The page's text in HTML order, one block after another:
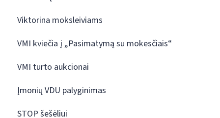
Viktorina moksleiviams
VMI kviečia į „Pasimatymą su mokesčiais“
VMI turto aukcionai
Įmonių VDU palyginimas
STOP šešėliui